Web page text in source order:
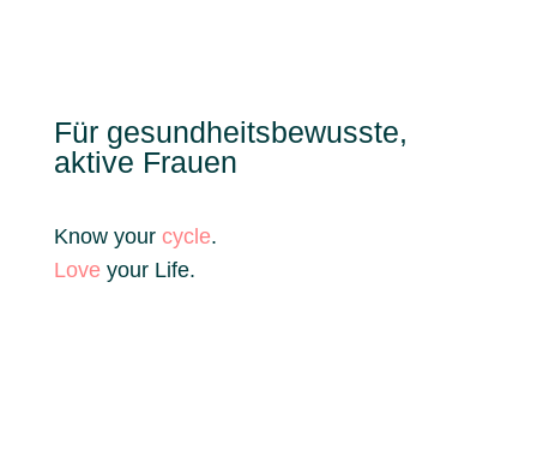
Für gesundheitsbewusste,
aktive Frauen
Know your cycle.
Loveyour Life.